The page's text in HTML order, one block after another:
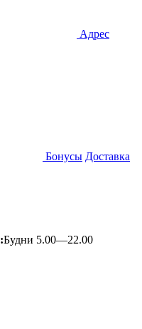
Адрес
Бонусы Доставка
Будни 5.00—22.00